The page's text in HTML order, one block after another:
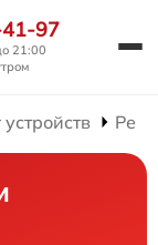
97
21:00